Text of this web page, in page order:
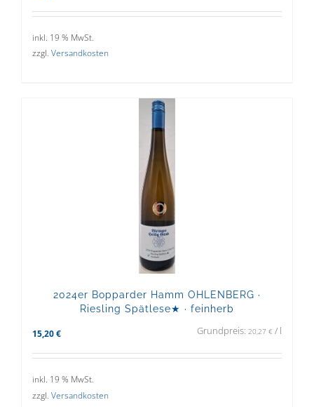
inkl. 19 % MwSt.
zzgl. Versandkosten
2024er Bopparder Hamm OHLENBERG ·
Riesling Spätlese★ · feinherb
15,20 € Grundpreis: 20,27 € / l
inkl. 19 % MwSt.
zzgl. Versandkosten